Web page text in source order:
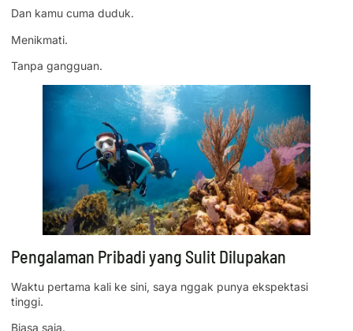
Dan kamu cuma duduk.
Menikmati.
Tanpa gangguan.
Pengalaman Pribadi yang Sulit Dilupakan
Waktu pertama kali ke sini, saya nggak punya ekspektasi
tinggi.
Biasa saja.